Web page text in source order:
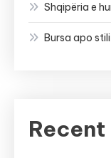
Shqipëria e
Bursa apo